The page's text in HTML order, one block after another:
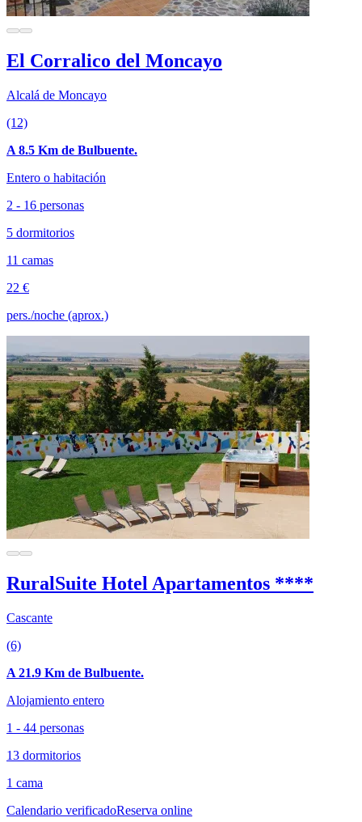
El Corralico del Moncayo
Alcalá de Moncayo
(12)
A 8.5 Km de Bulbuente.
Entero o habitación
2 - 16 personas
5 dormitorios
11 camas
22 €
pers./noche (aprox.)
RuralSuite Hotel Apartamentos ****
Cascante
(6)
A 21.9 Km de Bulbuente.
Alojamiento entero
1 - 44 personas
13 dormitorios
1 cama
Calendario verificadoReserva online